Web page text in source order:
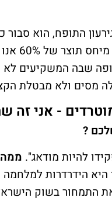
התופח, הוא
שבה
מסים ולא מבטלת
- אני זה
?
להיות מודאג".
הידרדרות
התמחור בשוק